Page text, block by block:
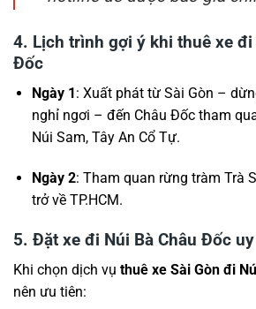
4. Lịch trình gợi ý khi thuê xe đi
Đốc
Ngày 1: Xuất phát từ Sài Gòn –
nghỉ ngơi – đến Châu Đốc tham
Núi Sam, Tây An Cổ Tự.
Ngày 2: Tham quan rừng tràm Trà
trở về TP.HCM.
5. Đặt xe đi Núi Bà Châu Đốc
Khi chọn dịch vụ thuê xe Sài Gòn đi
nên ưu tiên: